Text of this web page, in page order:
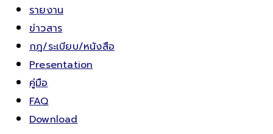
รายงาน
ข่าวสาร
กฎ/ระเบียบ/หนังสือ
Presentation
คู่มือ
FAQ
Download